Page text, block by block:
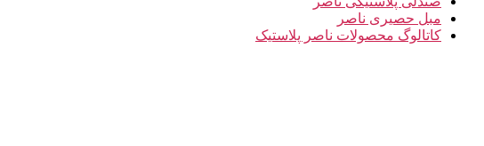
مبل حصیری ناصر
کاتالوگ محصولات ناصر پلاستیک